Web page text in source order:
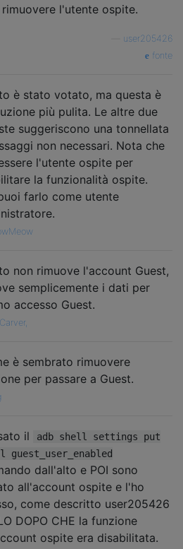
l'utente ospite.
user205426
fonte
è stato votato, ma questa è
più pulita. Le altre due
suggeriscono una tonnellata
non necessari. Nota che
l'utente ospite per
la funzionalità ospite.
farlo come utente
non rimuove l'account Guest,
semplicemente i dati per
accesso Guest.
è sembrato rimuovere
per passare a Guest.
il
adb shell settings put
guest_user_enabled
dall'alto e POI sono
all'account ospite e l'ho
come descritto user205426
DOPO CHE la funzione
ospite era disabilitata.